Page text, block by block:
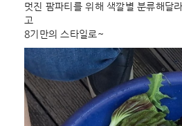
멋진 팜파티를 위해 색깔별 분류해달
고
8기만의 스타일로~